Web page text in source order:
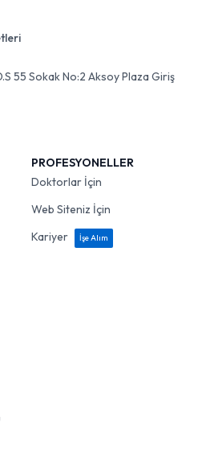
55 Sokak No:2 Aksoy Plaza Giriş
PROFESYONELLER
Doktorlar İçin
Web Siteniz İçin
Kariyer
İşe Alım